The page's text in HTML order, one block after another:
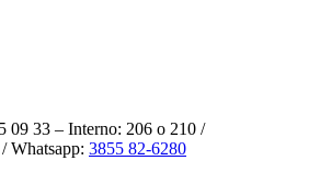
09 33 – Interno: 206 o 210 /
Whatsapp: 3855 82-6280